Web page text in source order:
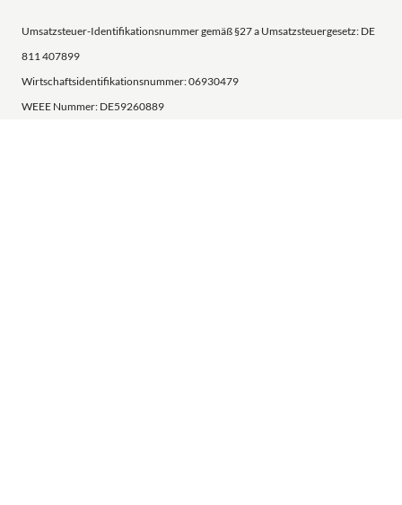
Umsatzsteuer-Identifikationsnummer gemäß §27 a Umsatzsteuergesetz: DE
811 407899
Wirtschaftsidentifikationsnummer: 06930479
WEEE Nummer: DE59260889